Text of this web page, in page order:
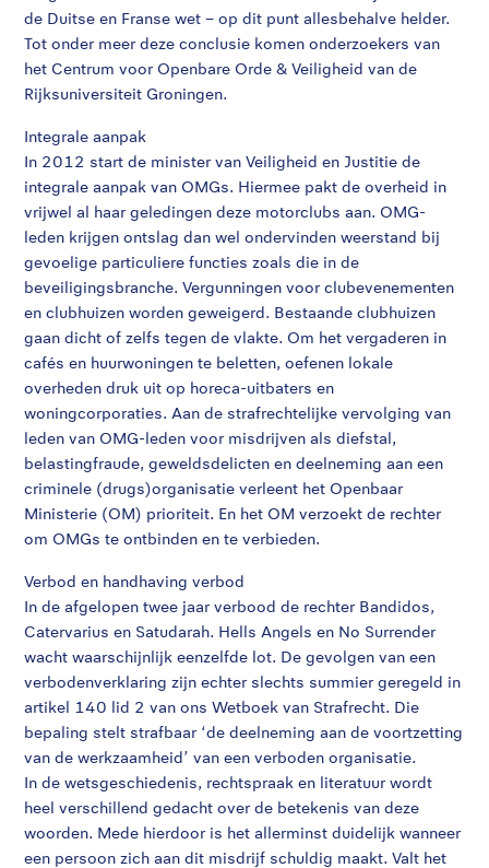
de Duitse en Franse wet – op dit punt allesbehalve helder.
Tot onder meer deze conclusie komen onderzoekers van
het Centrum voor Openbare Orde & Veiligheid van de
Rijksuniversiteit Groningen.
Integrale aanpak
In 2012 start de minister van Veiligheid en Justitie de
integrale aanpak van OMGs. Hiermee pakt de overheid in
vrijwel al haar geledingen deze motorclubs aan. OMG-
leden krijgen ontslag dan wel ondervinden weerstand bij
gevoelige particuliere functies zoals die in de
beveiligingsbranche. Vergunningen voor clubevenementen
en clubhuizen worden geweigerd. Bestaande clubhuizen
gaan dicht of zelfs tegen de vlakte. Om het vergaderen in
cafés en huurwoningen te beletten, oefenen lokale
overheden druk uit op horeca-uitbaters en
woningcorporaties. Aan de strafrechtelijke vervolging van
leden van OMG-leden voor misdrijven als diefstal,
belastingfraude, geweldsdelicten en deelneming aan een
criminele (drugs)organisatie verleent het Openbaar
Ministerie (OM) prioriteit. En het OM verzoekt de rechter
om OMGs te ontbinden en te verbieden.
Verbod en handhaving verbod
In de afgelopen twee jaar verbood de rechter Bandidos,
Catervarius en Satudarah. Hells Angels en No Surrender
wacht waarschijnlijk eenzelfde lot. De gevolgen van een
verbodenverklaring zijn echter slechts summier geregeld in
artikel 140 lid 2 van ons Wetboek van Strafrecht. Die
bepaling stelt strafbaar ‘de deelneming aan de voortzetting
van de werkzaamheid’ van een verboden organisatie.
In de wetsgeschiedenis, rechtspraak en literatuur wordt
heel verschillend gedacht over de betekenis van deze
woorden. Mede hierdoor is het allerminst duidelijk wanneer
een persoon zich aan dit misdrijf schuldig maakt. Valt het